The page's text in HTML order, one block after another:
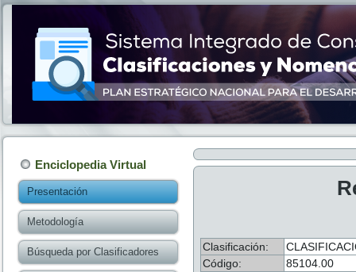
Enciclopedia Virtual
Presentación
Metodología
Búsqueda por Clasificadores Clasificación:
Código:
85104.00